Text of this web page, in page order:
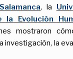
, la
Evolución
mostraron
investigación, la